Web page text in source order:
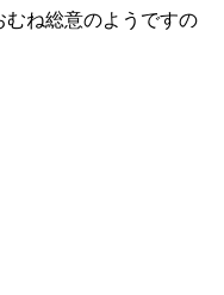
ね総意のようですの